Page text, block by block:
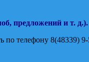
предложений и т. д.).
телефону 8(48339)